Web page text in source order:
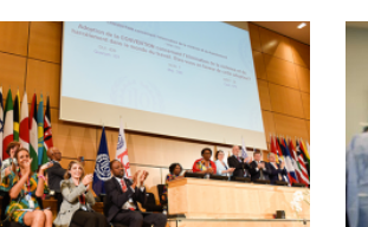
dia 16 de fevereiro, em
do n.º 3 do artigo 14.º, entrou
a República Portuguesa a
n.º 190, sobre a violência e o
mundo do trabalho, adotada em
Convenção e a recomendação
reconhecem o direito a viver num